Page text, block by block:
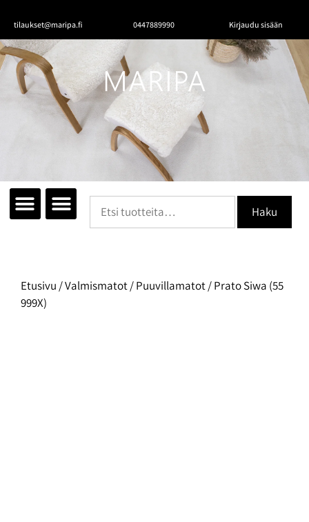
tilaukset@maripa.fi 0447889990 Kirjaudu sisään
Haku
Etusivu /Valmismatot/Puuvillamatot/ Prato Siwa (55
999X)